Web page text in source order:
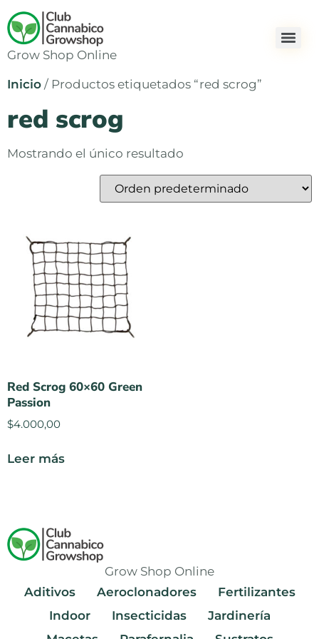
Grow Shop Online
Inicio / Productos etiquetados “red scrog”
red scrog
Mostrando el único resultado
Red Scrog 60×60 Green
Passion
$4.000,00
Leer más
Grow Shop Online
Aditivos
Aeroclonadores
Fertilizantes
Indoor
Insecticidas
Jardinería